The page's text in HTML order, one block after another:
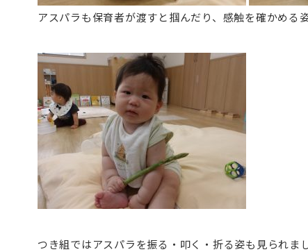
アスパラも保育者が渡すと掴んだり、感触を確かめる
つき組ではアスパラを振る・叩く・折る姿も見られま